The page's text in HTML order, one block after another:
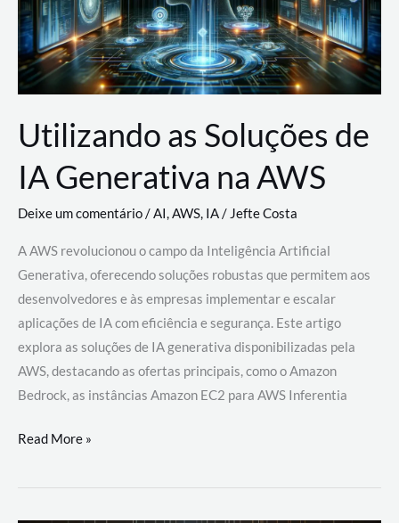
Utilizando as Soluções de
IA Generativa na AWS
Deixe um comentário/AI,AWS, IA/Jefte Costa
A AWS revolucionou o campo da Inteligência Artificial
Generativa, oferecendo soluções robustas que permitem aos
desenvolvedores e às empresas implementar e escalar
aplicações de IA com eficiência e segurança. Este artigo
explora as soluções de IA generativa disponibilizadas pela
AWS, destacando as ofertas principais, como o Amazon
Bedrock, as instâncias Amazon EC2 para AWS Inferentia
Utilizando
Soluções
Read More »